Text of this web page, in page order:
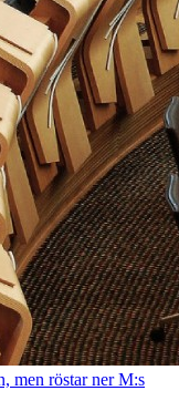
men röstar ner M:s